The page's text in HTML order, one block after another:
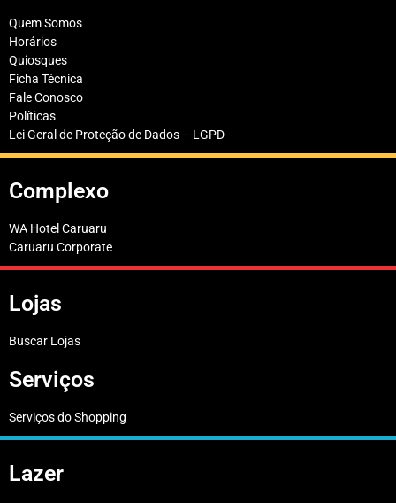
Quem Somos
Horários
Quiosques
Ficha Técnica
Fale Conosco
Políticas
Lei Geral de Proteção de Dados – LGPD
Complexo
WA Hotel Caruaru
Caruaru Corporate
Lojas
Buscar Lojas
Serviços
Serviços do Shopping
Lazer